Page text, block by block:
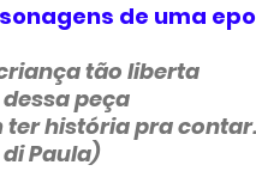
de uma
tão liberta
peça
ter história pra
Paula)